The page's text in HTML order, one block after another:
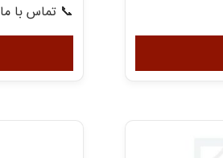
📞 تماس با ما